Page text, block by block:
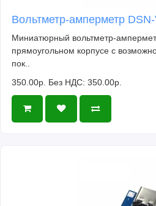
Вольтметр-амперметр
Миниатюрный вольтметр-
прямоугольном корпусе с
пок..
350.00р. Без НДС: 350.00р.